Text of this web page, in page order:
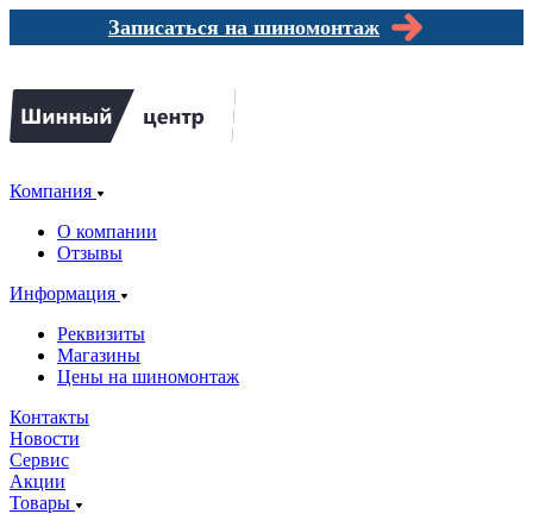
Записаться на шиномонтаж
Компания
О компании
Отзывы
Информация
Реквизиты
Магазины
Цены на шиномонтаж
Контакты
Новости
Сервис
Акции
Товары